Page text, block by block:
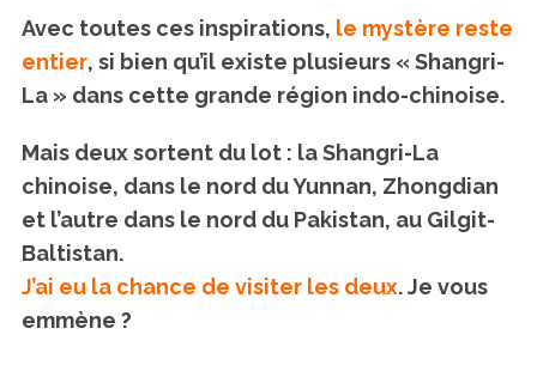
Avec toutes ces inspirations, le mystère reste
entier, si bien qu’il existe plusieurs « Shangri-
La » dans cette grande région indo-chinoise.
Mais deux sortent du lot : la Shangri-La
chinoise, dans le nord du Yunnan, Zhongdian
et l’autre dans le nord du Pakistan, au Gilgit-
Baltistan.
J’ai eu la chance de visiter les deux. Je vous
emmène ?